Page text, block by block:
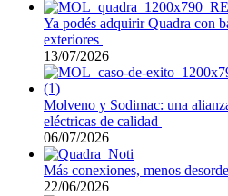
Ya podés adquirir Quadra con
exteriores
13/07/2026
Molveno y Sodimac: una
eléctricas de calidad
06/07/2026
Más conexiones, menos
22/06/2026